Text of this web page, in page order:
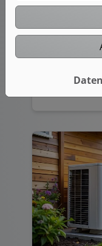
3D-
Mit dem
Webseite
jetzt planen